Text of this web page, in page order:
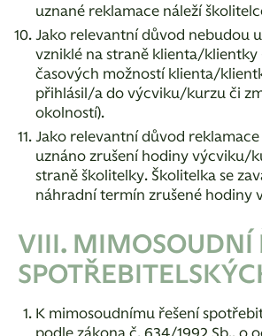
uznané reklamace náleží
Jako relevantní důvod nebudou
vzniklé na straně klienta/klientky
časových možností klienta/
přihlásil/a do výcviku/kurzu či
okolností).
Jako relevantní důvod
uznáno zrušení hodiny výcviku/
straně školitelky. Školitelka se
náhradní termín zrušené hodiny
VIII. MIMOSOUDNÍ
K mimosoudnímu řešení